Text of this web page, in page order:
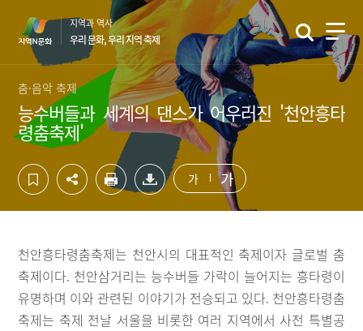
영
역
지역과 역사
우리 문화, 우리 지역 축제
춤·음악 축제
능수버들과 세계의 댄스가 어우러진 '천안흥타
령춤축제'
가 가
천안흥타령춤축제는 천안시의 대표적인 축제이자 글로벌 춤
축제이다. 천안삼거리는 능수버들 가락이 늘어지는 흥타령이
유명하며 이와 관련된 이야기가 전승되고 있다. 천안흥타령춤
축제는 축제 전날 서울을 비롯한 여러 지역에서 사전 특별공